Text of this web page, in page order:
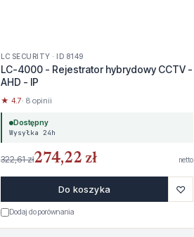
LC SECURITY · ID 8149
LC-4000 - Rejestrator hybrydowy CCTV -
AHD - IP
★ 4.7· 8 opinii
Dostępny
Wysyłka 24h
322,61 zł274,22 zł netto
Do koszyka ♡
Dodaj do porównania